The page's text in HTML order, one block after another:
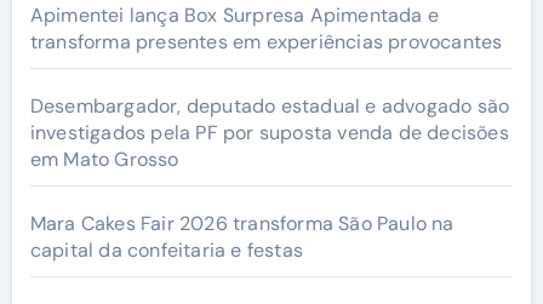
Apimentei lança Box Surpresa Apimentada e
transforma presentes em experiências provocantes
Desembargador, deputado estadual e advogado são
investigados pela PF por suposta venda de decisões
em Mato Grosso
Mara Cakes Fair 2026 transforma São Paulo na
capital da confeitaria e festas